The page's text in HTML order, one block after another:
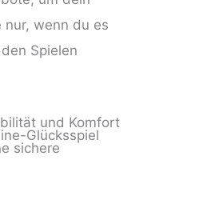
nur, wenn du es
Spielen
und Komfort
Glücksspiel
sichere